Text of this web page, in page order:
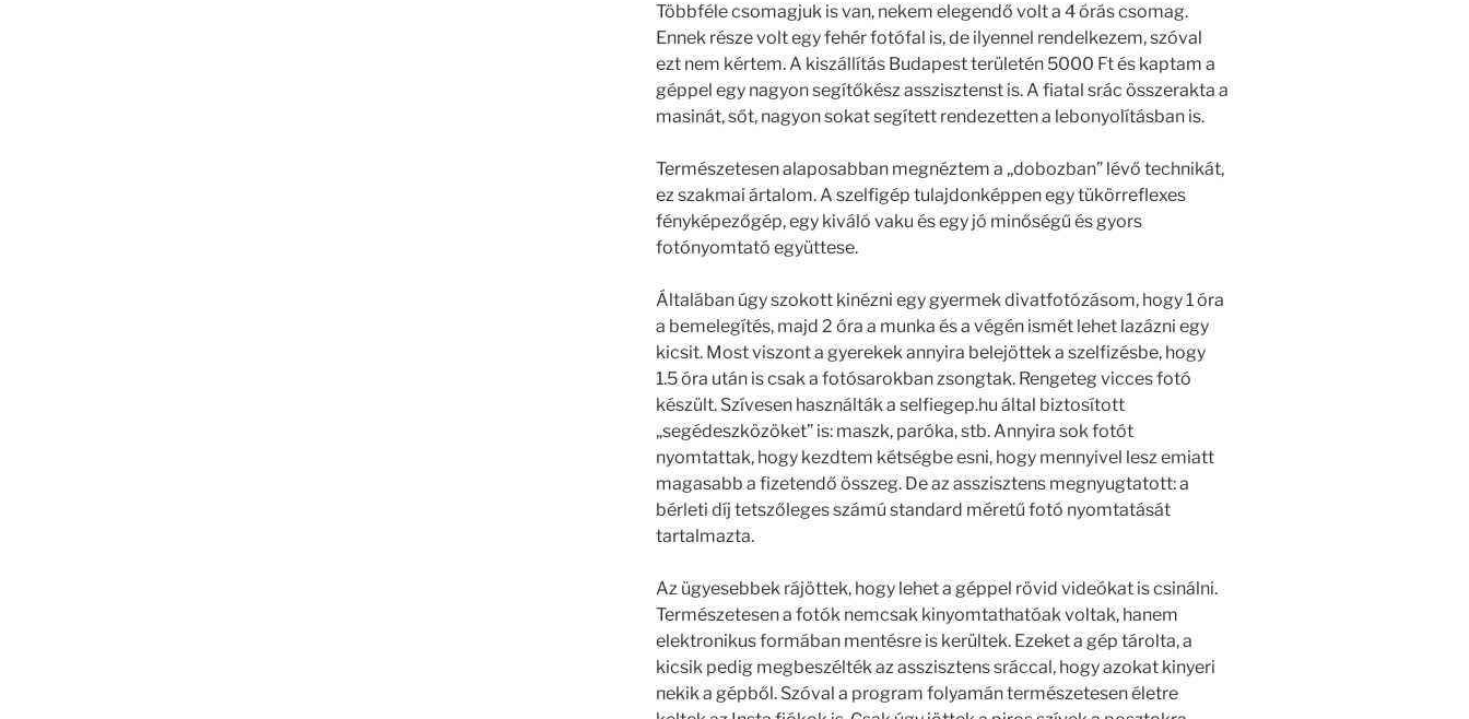
Többféle csomagjuk is van, nekem elegendő volt a 4 órás csomag.
Ennek része volt egy fehér fotófal is, de ilyennel rendelkezem, szóval
ezt nem kértem. A kiszállítás Budapest területén 5000 Ft és kaptam a
géppel egy nagyon segítőkész asszisztenst is. A fiatal srác összerakta a
masinát, sőt, nagyon sokat segített rendezetten a lebonyolításban is.
Természetesen alaposabban megnéztem a „dobozban” lévő technikát,
ez szakmai ártalom. A szelfigép tulajdonképpen egy tükörreflexes
fényképezőgép, egy kiváló vaku és egy jó minőségű és gyors
fotónyomtató együttese.
Általában úgy szokott kinézni egy gyermek divatfotózásom, hogy 1 óra
a bemelegítés, majd 2 óra a munka és a végén ismét lehet lazázni egy
kicsit. Most viszont a gyerekek annyira belejöttek a szelfizésbe, hogy
1.5 óra után is csak a fotósarokban zsongtak. Rengeteg vicces fotó
készült. Szívesen használták a selfiegep.hu által biztosított
„segédeszközöket” is: maszk, paróka, stb. Annyira sok fotót
nyomtattak, hogy kezdtem kétségbe esni, hogy mennyivel lesz emiatt
magasabb a fizetendő összeg. De az asszisztens megnyugtatott: a
bérleti díj tetszőleges számú standard méretű fotó nyomtatását
tartalmazta.
Az ügyesebbek rájöttek, hogy lehet a géppel rövid videókat is csinálni.
Természetesen a fotók nemcsak kinyomtathatóak voltak, hanem
elektronikus formában mentésre is kerültek. Ezeket a gép tárolta, a
kicsik pedig megbeszélték az asszisztens sráccal, hogy azokat kinyeri
nekik a gépből. Szóval a program folyamán természetesen életre